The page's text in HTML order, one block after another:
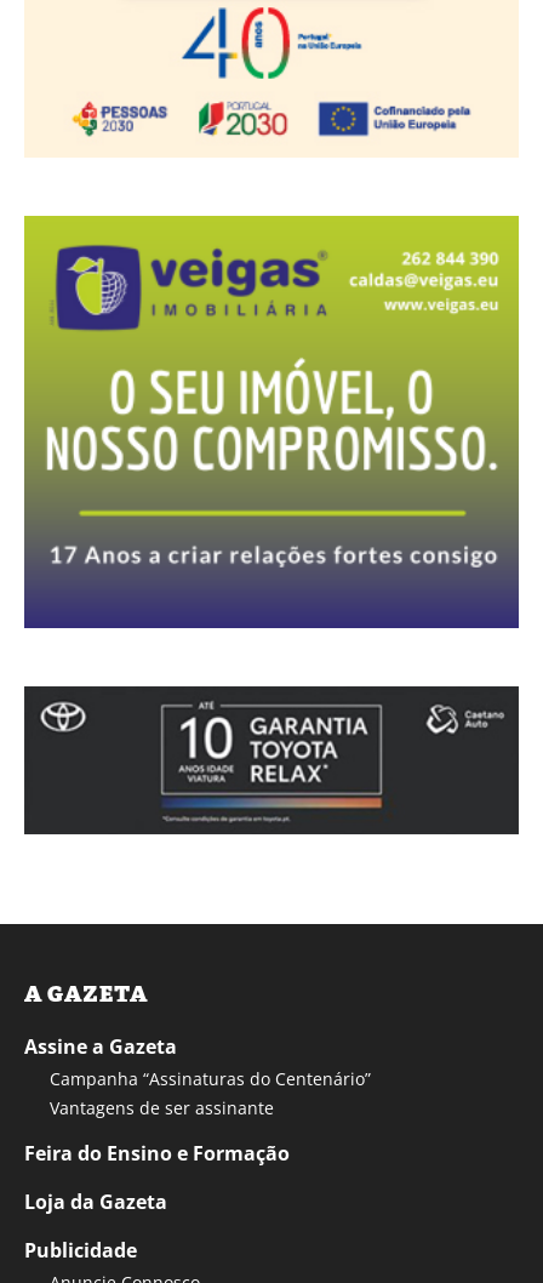
A GAZETA
Assine a Gazeta
Campanha “Assinaturas do Centenário”
Vantagens de ser assinante
Feira do Ensino e Formação
Loja da Gazeta
Publicidade